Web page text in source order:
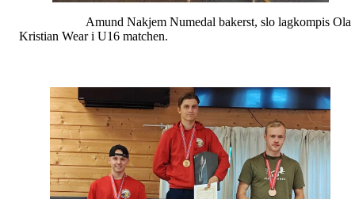
Amund Nakjem Numedal bakerst, slo lagkompis Ola
Kristian Wear i U16 matchen.